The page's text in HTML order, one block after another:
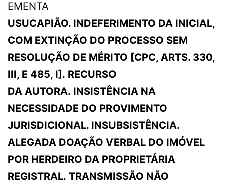
EMENTA
USUCAPIÃO. INDEFERIMENTO DA INICIAL,
COM EXTINÇÃO DO PROCESSO SEM
RESOLUÇÃO DE MÉRITO [CPC, ARTS. 330,
III, E 485, I]. RECURSO
DA AUTORA. INSISTÊNCIA NA
NECESSIDADE DO PROVIMENTO
JURISDICIONAL. INSUBSISTÊNCIA.
ALEGADA DOAÇÃO VERBAL DO IMÓVEL
POR HERDEIRO DA PROPRIETÁRIA
REGISTRAL. TRANSMISSÃO NÃO